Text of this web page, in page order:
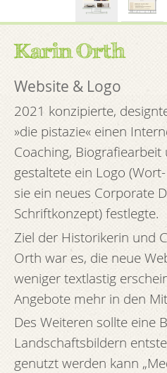
Karin Orth
Website & Logo
2021 konzipierte,
»die pistazie« einen
Coaching,
gestaltete ein Logo
sie ein neues Corporate
Schriftkonzept) festlegte.
Ziel der Historikerin und
Orth war es, die neue
weniger textlastig
Angebote mehr in den
Des Weiteren sollte eine
Landschaftsbildern
genutzt werden kann